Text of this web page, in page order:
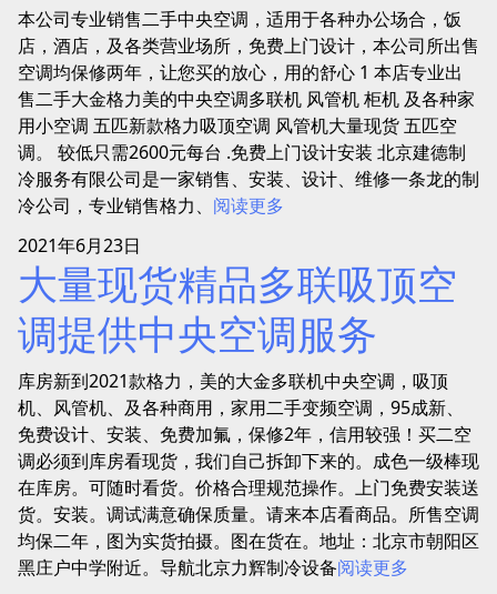
本公司专业销售二手中央空调，适用于各种办公场合，饭
店，酒店，及各类营业场所，免费上门设计，本公司所出售
空调均保修两年，让您买的放心，用的舒心 1 本店专业出
售二手大金格力美的中央空调多联机 风管机 柜机 及各种家
用小空调 五匹新款格力吸顶空调 风管机大量现货 五匹空
调。 较低只需2600元每台 .免费上门设计安装 北京建德制
冷服务有限公司是一家销售、安装、设计、维修一条龙的制
冷公司，专业销售格力、 阅读更多
2021年6月23日
大量现货精品多联吸顶空
调提供中央空调服务
库房新到2021款格力，美的大金多联机中央空调，吸顶
机、风管机、及各种商用，家用二手变频空调，95成新、
免费设计、安装、免费加氟，保修2年，信用较强！买二空
调必须到库房看现货，我们自己拆卸下来的。成色一级棒现
在库房。可随时看货。价格合理规范操作。上门免费安装送
货。安装。调试满意确保质量。请来本店看商品。所售空调
均保二年，图为实货拍摄。图在货在。地址：北京市朝阳区
黑庄户中学附近。导航北京力辉制冷设备阅读更多